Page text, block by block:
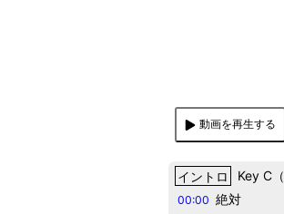
動画を再生する
イントロ Key C（
00:00 絶対